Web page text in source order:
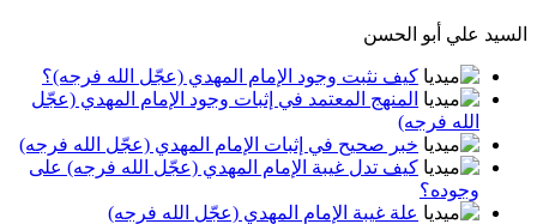
السيد علي أبو الحسن
كيف نثبت وجود الإمام المهدي (عجّل الله فرجه)؟
المنهج المعتمد في إثبات وجود الإمام المهدي (عجّل
الله فرجه)
خبر صحيح في إثبات الإمام المهدي (عجّل الله فرجه)
كيف تدل غيبة الإمام المهدي (عجّل الله فرجه) على
وجوده؟
علة غيبة الإمام المهدي (عجّل الله فرجه)